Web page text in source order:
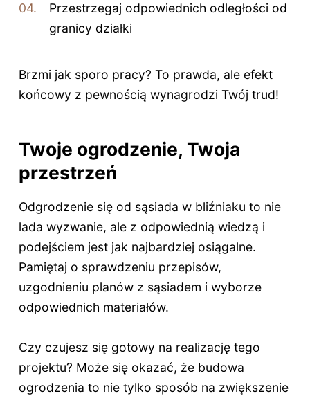
Przestrzegaj odpowiednich odległości od
granicy działki
Brzmi jak sporo pracy? To prawda, ale efekt
końcowy z pewnością wynagrodzi Twój trud!
Twoje ogrodzenie, Twoja
przestrzeń
Odgrodzenie się od sąsiada w bliźniaku to nie
lada wyzwanie, ale z odpowiednią wiedzą i
podejściem jest jak najbardziej osiągalne.
Pamiętaj o sprawdzeniu przepisów,
uzgodnieniu planów z sąsiadem i wyborze
odpowiednich materiałów.
Czy czujesz się gotowy na realizację tego
projektu? Może się okazać, że budowa
ogrodzenia to nie tylko sposób na zwiększenie